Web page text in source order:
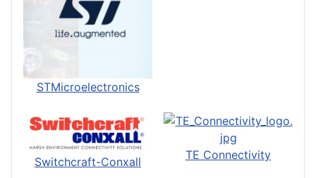
STMicroelectronics
Switchcraft-Conxall
TE Connectivity